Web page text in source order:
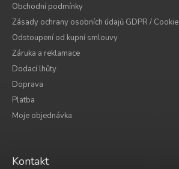
Obchodní podmínky
Zásady ochrany osobních údajů GDPR / Cookie
Odstoupení od kupní smlouvy
Záruka a reklamace
Dodací lhůty
Doprava
Platba
Moje objednávka
Kontakt